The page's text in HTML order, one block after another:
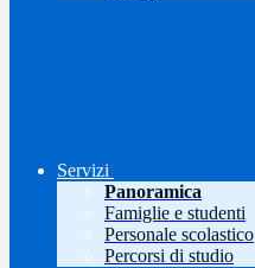
Servizi
Panoramica
Famiglie e studenti
Personale scolastico
Percorsi di studio